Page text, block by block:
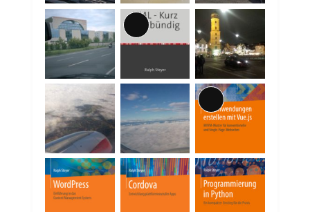
Lange
Beschreibung
Lange
Beschreibung